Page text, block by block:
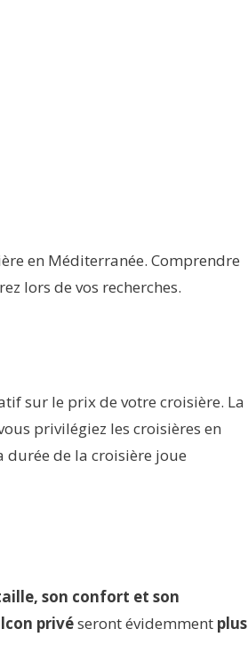
en Méditerranée. Comprendre
lors de vos recherches.
sur le prix de votre croisière. La
privilégiez les croisières en
durée de la croisière joue
son confort et son
privéseront évidemment plus